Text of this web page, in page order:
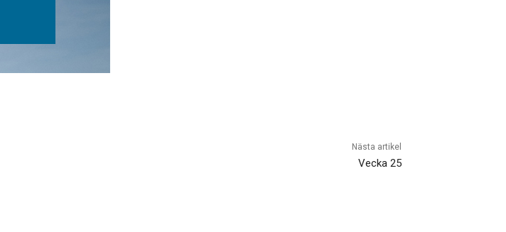
Nästa artikel
Vecka 25